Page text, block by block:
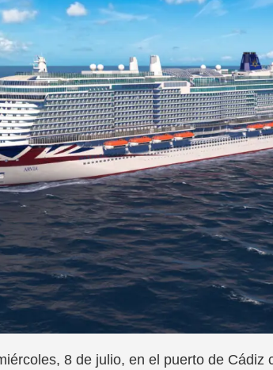
8 de julio, en el puerto de Cádiz